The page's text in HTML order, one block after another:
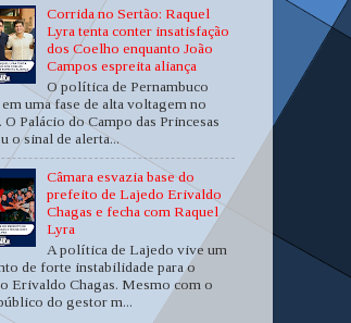
Corrida no Sertão: Raquel
Lyra tenta conter insatisfação
dos Coelho enquanto João
Campos espreita aliança
O política de Pernambuco
uma fase de alta voltagem no
O Palácio do Campo das Princesas
o sinal de alerta...
Câmara esvazia base do
prefeito de Lajedo Erivaldo
Chagas e fecha com Raquel
Lyra
A política de Lajedo vive um
de forte instabilidade para o
Erivaldo Chagas. Mesmo com o
do gestor m...